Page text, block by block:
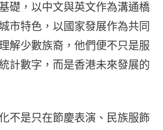
礎，以中文與英文作為溝通橋
市特色，以國家發展作為共同
解少數族裔，他們便不只是服
計數字，而是香港未來發展的
不是只在節慶表演、民族服飾